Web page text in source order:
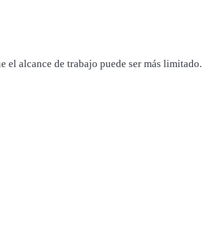
el alcance de trabajo puede ser más limitado.